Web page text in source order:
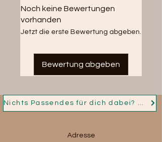
Melisse** Und Rosengeranie**
Vor Gebrauch schütteln.
Anbau
50ml
Noch keine Bewertungen
vorhanden
Jetzt die erste Bewertung abgeben.
Bewertung abgeben
Nichts Passendes für dich dabei? Dann nimm jetzt Kontakt auf und ich fertige für dich dein Persönliches Schmuckstück!
Adresse